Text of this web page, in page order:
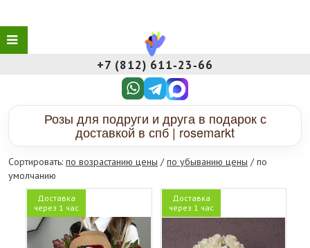
+7 (812) 611‑23‑66
Розы для подруги и друга в подарок с
доставкой в спб | rosemarkt
Сортировать: по возрастанию цены /по убыванию цены / по
умолчанию
Доставка
через 1 час
Доставка
через 1 час